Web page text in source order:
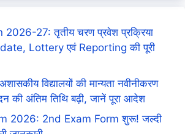
27: तृतीय चरण प्रवेश प्रक्रिया
Lottery एवं Reporting की पूरी
विद्यालयों की मान्यता नवीनीकरण
की अंतिम तिथि बढ़ी, जानें पूरा आदेश
2026: 2nd Exam Form शुरू! जल्दी